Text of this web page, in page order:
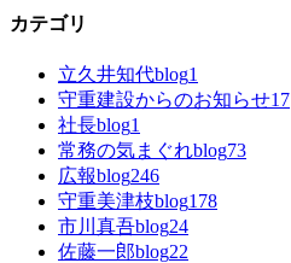
カテゴリ
立久井知代blog1
守重建設からのお知らせ17
社長blog1
常務の気まぐれblog73
広報blog246
守重美津枝blog178
市川真吾blog24
佐藤一郎blog22